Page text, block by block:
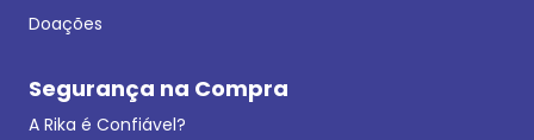
Doações
Segurança na Compra
A Rika é Confiável?